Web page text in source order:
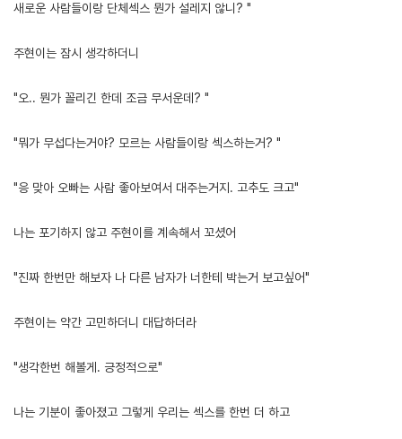
새로운 사람들이랑 단체섹스 뭔가 설레지 않니? "
주현이는 잠시 생각하더니
"오.. 뭔가 꼴리긴 한데 조금 무서운데? "
"뭐가 무섭다는거야? 모르는 사람들이랑 섹스하는거? "
"응 맞아 오빠는 사람 좋아보여서 대주는거지. 고추도 크고"
나는 포기하지 않고 주현이를 계속해서 꼬셨어
"진짜 한번만 해보자 나 다른 남자가 너한테 박는거 보고싶어"
주현이는 약간 고민하더니 대답하더라
"생각한번 해볼게. 긍정적으로"
나는 기분이 좋아졌고 그렇게 우리는 섹스를 한번 더 하고